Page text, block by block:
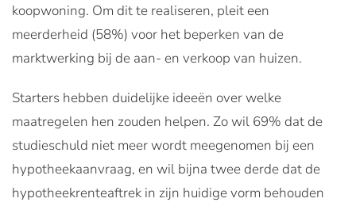
koopwoning. Om dit te realiseren, pleit een
meerderheid (58%) voor het beperken van de
marktwerking bij de aan- en verkoop van huizen.
Starters hebben duidelijke ideeën over welke
maatregelen hen zouden helpen. Zo wil 69% dat de
studieschuld niet meer wordt meegenomen bij een
hypotheekaanvraag, en wil bijna twee derde dat de
hypotheekrenteaftrek in zijn huidige vorm behouden